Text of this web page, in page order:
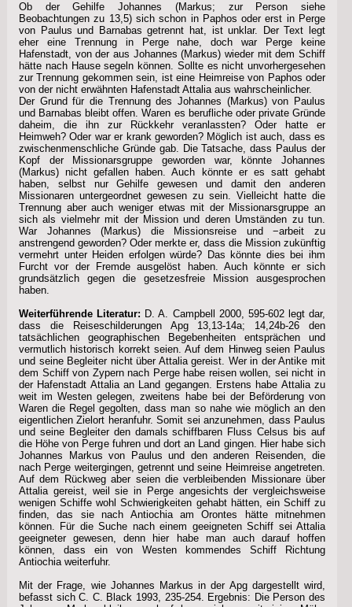
Ob der Gehilfe Johannes (Markus; zur Person siehe
Beobachtungen zu 13,5) sich schon in Paphos oder erst in Perge
von Paulus und Barnabas getrennt hat, ist unklar. Der Text legt
eher eine Trennung in Perge nahe, doch war Perge keine
Hafenstadt, von der aus Johannes (Markus) wieder mit dem Schiff
hätte nach Hause segeln können. Sollte es nicht unvorhergesehen
zur Trennung gekommen sein, ist eine Heimreise von Paphos oder
von der nicht erwähnten Hafenstadt Attalia aus wahrscheinlicher.
Der Grund für die Trennung des Johannes (Markus) von Paulus
und Barnabas bleibt offen. Waren es berufliche oder private Gründe
daheim, die ihn zur Rückkehr veranlassten? Oder hatte er
Heimweh? Oder war er krank geworden? Möglich ist auch, dass es
zwischenmenschliche Gründe gab. Die Tatsache, dass Paulus der
Kopf der Missionarsgruppe geworden war, könnte Johannes
(Markus) nicht gefallen haben. Auch könnte er es satt gehabt
haben, selbst nur Gehilfe gewesen und damit den anderen
Missionaren untergeordnet gewesen zu sein. Vielleicht hatte die
Trennung aber auch weniger etwas mit der Missionarsgruppe an
sich als vielmehr mit der Mission und deren Umständen zu tun.
War Johannes (Markus) die Missionsreise und −arbeit zu
anstrengend geworden? Oder merkte er, dass die Mission zukünftig
vermehrt unter Heiden erfolgen würde? Das könnte dies bei ihm
Furcht vor der Fremde ausgelöst haben. Auch könnte er sich
grundsätzlich gegen die gesetzesfreie Mission ausgesprochen
haben.
Weiterführende Literatur: D. A. Campbell 2000, 595-602 legt dar,
dass die Reiseschilderungen Apg 13,13-14a; 14,24b-26 den
tatsächlichen geographischen Begebenheiten entsprächen und
vermutlich historisch korrekt seien. Auf dem Hinweg seien Paulus
und seine Begleiter nicht über Attalia gereist. Wer in der Antike mit
dem Schiff von Zypern nach Perge habe reisen wollen, sei nicht in
der Hafenstadt Attalia an Land gegangen. Erstens habe Attalia zu
weit im Westen gelegen, zweitens habe bei der Beförderung von
Waren die Regel gegolten, dass man so nahe wie möglich an den
eigentlichen Zielort heranfuhr. Somit sei anzunehmen, dass Paulus
und seine Begleiter den damals schiffbaren Fluss Celsus bis auf
die Höhe von Perge fuhren und dort an Land gingen. Hier habe sich
Johannes Markus von Paulus und den anderen Reisenden, die
nach Perge weitergingen, getrennt und seine Heimreise angetreten.
Auf dem Rückweg aber seien die verbleibenden Missionare über
Attalia gereist, weil sie in Perge angesichts der vergleichsweise
wenigen Schiffe wohl Schwierigkeiten gehabt hätten, ein Schiff zu
finden, das sie nach Antiochia am Orontes hätte mitnehmen
können. Für die Suche nach einem geeigneten Schiff sei Attalia
geeigneter gewesen, denn hier habe man auch darauf hoffen
können, dass ein von Westen kommendes Schiff Richtung
Antiochia weiterfuhr.
Mit der Frage, wie Johannes Markus in der Apg dargestellt wird,
befasst sich C. C. Black 1993, 235-254. Ergebnis: Die Person des